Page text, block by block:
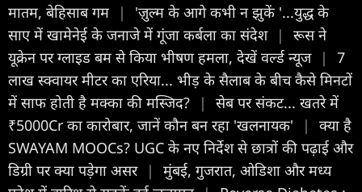
मातम, बेहिसाब गम
|
'ज़ुल्म के आगे कभी न झुकें '...युद्ध के
साए में खामेनेई के जनाजे में गूंजा कर्बला का संदेश |
रूस ने
यूक्रेन पर ग्लाइड बम से किया भीषण हमला, देखें वर्ल्ड न्यूज |
7
लाख स्क्वायर मीटर का एरिया... भीड़ के सैलाब के बीच कैसे मिनटों
में साफ होती है मक्का की मस्जिद?
|
सेब पर संकट... खतरे में
₹5000Cr का कारोबार, जानें कौन बन रहा 'खलनायक'
|
क्या है
SWAYAM MOOCs? UGC के नए निर्देश से छात्रों की पढ़ाई और
डिग्री पर क्या पड़ेगा असर |
मुंबई, गुजरात, ओडिशा और मध्य